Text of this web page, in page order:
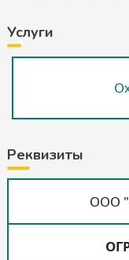
Услуги
Реквизиты
ООО